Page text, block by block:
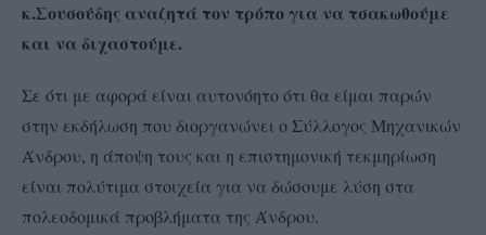
κ.Σουσούδης αναζητά τον τρόπο για να τσακωθούμε
και να διχαστούμε.
Σε ότι με αφορά είναι αυτονόητο ότι θα είμαι παρών
στην εκδήλωση που διοργανώνει ο Σύλλογος Μηχανικών
Άνδρου, η άποψη τους και η επιστημονική τεκμηρίωση
είναι πολύτιμα στοιχεία για να δώσουμε λύση στα
πολεοδομικά προβλήματα της Άνδρου.